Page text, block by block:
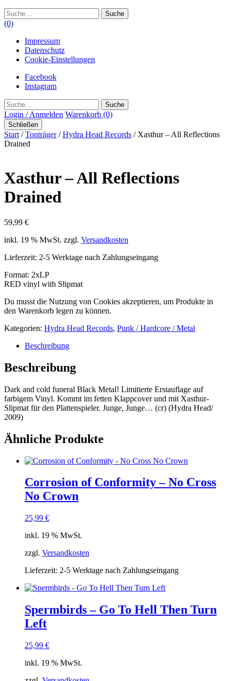
Suche
(0)
Impressum
Datenschutz
Cookie-Einstellungen
Facebook
Instagram
Suche
Login / Anmelden Warenkorb (0)
Schließen
Start /Tonträger/Hydra Head Records / Xasthur – All Reflections
Drained
Xasthur – All Reflections
Drained
59,99 €
inkl. 19 % MwSt. zzgl. Versandkosten
Lieferzeit: 2-5 Werktage nach Zahlungseingang
Format: 2xLP
RED vinyl with Slipmat
Du musst die Nutzung von Cookies akzeptieren, um Produkte in
den Warenkorb legen zu können.
Kategorien: Hydra Head Records, Punk / Hardcore / Metal
Beschreibung
Beschreibung
Dark and cold funeral Black Metal! Limitierte Erstauflage auf
farbigem Vinyl. Kommt im fetten Klappcover und mit Xasthur-
Slipmat für den Plattenspieler. Junge, Junge… (cr) (Hydra Head/
2009)
Ähnliche Produkte
Corrosion of Conformity – No Cross
No Crown
25,99 €
inkl. 19 % MwSt.
zzgl. Versandkosten
Lieferzeit: 2-5 Werktage nach Zahlungseingang
Spermbirds – Go To Hell Then Turn
Left
25,99 €
inkl. 19 % MwSt.